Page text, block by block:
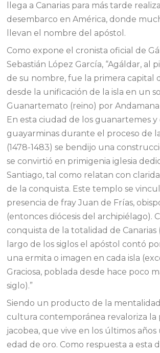
llega a Canarias para más tarde
desembarco en América, donde
llevan el nombre del apóstol.
Como expone el cronista oficial de
Sebastián López García, “Agáldar, al
de su nombre, fue la primera capital
desde la unificación de la isla en un
Guanartemato (reino) por
En esta ciudad de los guanartemes y
guayarminas durante el proceso de
(1478-1483) se bendijo una
se convirtió en primigenia iglesia
Santiago, tal como relatan con
de la conquista. Este templo se
presencia de fray Juan de Frías,
(entonces diócesis del archipiélago).
conquista de la totalidad de Canarias
largo de los siglos el apóstol contó
una ermita o imagen en cada isla
Graciosa, poblada desde hace poco
siglo).”
Siendo un producto de la
cultura contemporánea revaloriza la
jacobea, que vive en los últimos
edad de oro. Como respuesta a esta